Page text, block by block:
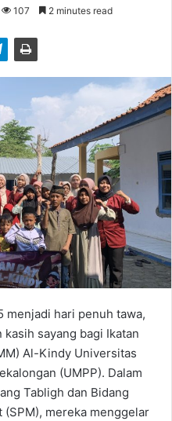
107 2 minutes read
menjadi hari penuh tawa,
sayang bagi Ikatan
Al-Kindy Universitas
(UMPP). Dalam
Tabligh dan Bidang
(SPM), mereka menggelar